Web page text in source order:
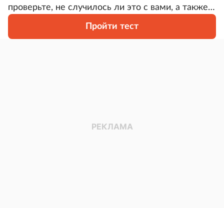
проверьте, не случилось ли это с вами, а также
получите рекомендации, как восстановить
способность принимать взвешенные и
Пройти тест